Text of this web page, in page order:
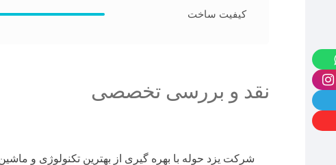
کیفیت ساخت
نقد و بررسی تخصصی
شرکت یزد حوله با بهره گیری از بهترین تکنولوژی و